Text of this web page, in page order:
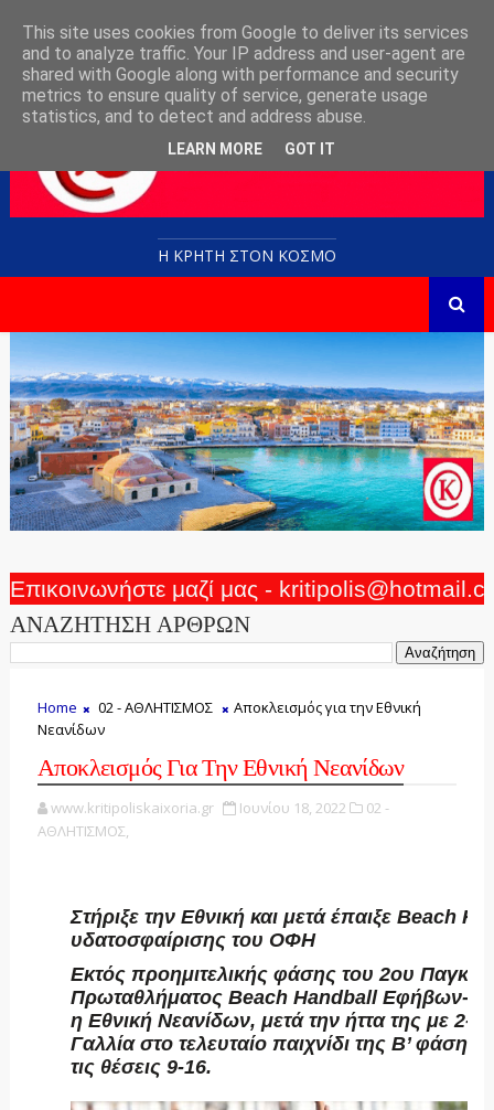
Η ΚΡΗΤΗ ΣΤΟN KOΣΜΟ
Επικοινωνήστε μαζί μας -
ΑΝΑΖΗΤΗΣΗ ΑΡΘΡΩΝ
Home 02 - ΑΘΛΗΤΙΣΜΟΣ
Αποκλεισμός για την Εθνική
Νεανίδων
Αποκλεισμός Για Την Εθνική Νεανίδων
www.kritipoliskaixoria.gr Ιουνίου 18, 2022
02 -
ΑΘΛΗΤΙΣΜΟΣ,
Στήριξε την Εθνική και μετά έπαιξε Beach
υδατοσφαίρισης του ΟΦΗ
Εκτός προημιτελικής φάσης του 2ου
Πρωταθλήματος Beach Handball Εφήβων-
η Εθνική Νεανίδων, μετά την ήττα της με 2-
Γαλλία στο τελευταίο παιχνίδι της Β’ φάσης
τις θέσεις 9-16.
This site uses cookies from Google to deliver its services
and to analyze traffic. Your IP address and user-agent are
shared with Google along with performance and security
metrics to ensure quality of service, generate usage
statistics, and to detect and address abuse.
LEARN MORE GOT IT